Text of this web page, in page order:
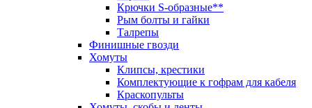
Крючки S-образные**
Рым болты и гайки
Талрепы
Финишные гвозди
Хомуты
Клипсы, крестики
Комплектующие к гофрам для кабеля
Краскопульты